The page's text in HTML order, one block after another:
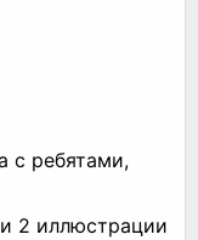
с ребятами,
2 иллюстрации